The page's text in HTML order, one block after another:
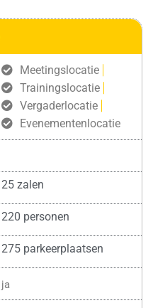
Meetingslocatie
Trainingslocatie
Vergaderlocatie
Evenementenlocatie
25 zalen
220 personen
275 parkeerplaatsen
ja